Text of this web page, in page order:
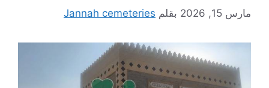
مارس 15, 2026 بقلم Jannah cemeteries